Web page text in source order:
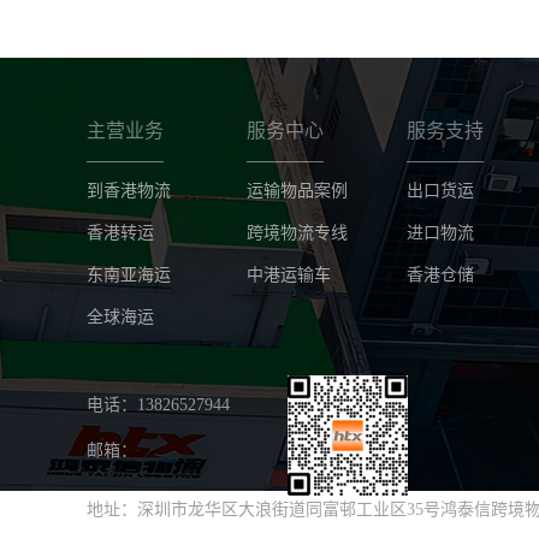
主营业务
到香港物流
香港转运
东南亚海运
全球海运
服务中心
运输物品案例
跨境物流专线
中港运输车
服务支持
出口货运
进口物流
香港仓储
电话：13826527944
邮箱：
地址：深圳市龙华区大浪街道同富邨工业区35号鸿泰信跨境